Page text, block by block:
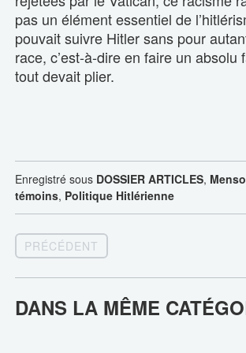
pas un élément essentiel de
pouvait suivre Hitler sans pour
race, c’est-à-dire en faire un absolu
tout devait plier.
Enregistré sous DOSSIER ARTICLES,
témoins, Politique Hitlérienne
PRÉCÉDENT
DANS LA MÊME